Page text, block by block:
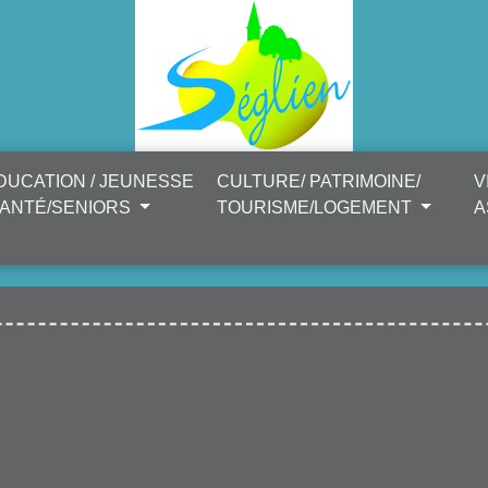
/ JEUNESSE
SENIORS
CULTURE/ PATRIMOINE/
TOURISME/LOGEMENT